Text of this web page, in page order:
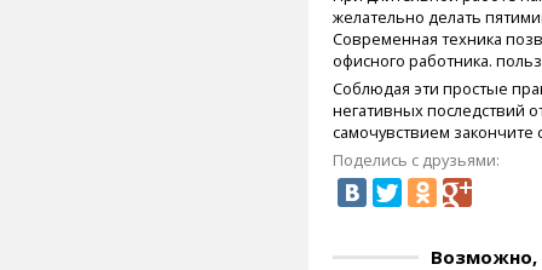
желательно делать
Современная техника
офисного работника.
Соблюдая эти простые
негативных последствий
самочувствием
Поделись с друзьями:
Возможно,